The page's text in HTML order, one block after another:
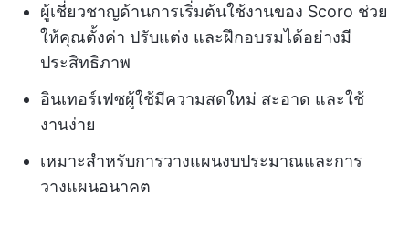
ผู้เชี่ยวชาญด้านการเริ่มต้นใช้งานของ Scoro ช่วย
ให้คุณตั้งค่า ปรับแต่ง และฝึกอบรมได้อย่างมี
ประสิทธิภาพ
อินเทอร์เฟซผู้ใช้มีความสดใหม่ สะอาด และใช้
งานง่าย
เหมาะสำหรับการวางแผนงบประมาณและการ
วางแผนอนาคต